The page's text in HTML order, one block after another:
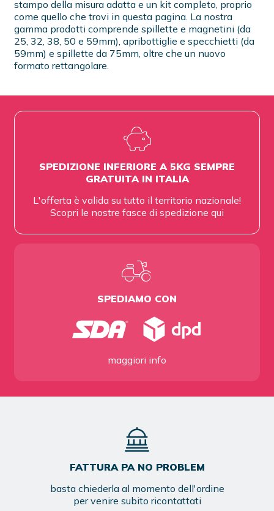
stampo della misura adatta e un kit completo, proprio
come quello che trovi in questa pagina. La nostra
gamma prodotti comprende spillette e magnetini (da
25, 32, 38, 50 e 59mm), apribottiglie e specchietti (da
59mm) e spillette da 75mm, oltre che un nuovo
formato rettangolare.
SPEDIZIONE INFERIORE A 5KG SEMPRE
GRATUITA IN ITALIA
L'offerta è valida su tutto il territorio nazionale!
Scopri le nostre fasce di spedizione qui
SPEDIAMO CON
maggiori info
FATTURA PA NO PROBLEM
basta chiederla al momento dell'ordine
per venire subito ricontattati